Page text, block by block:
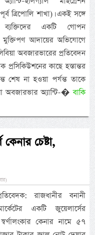
ত্রিপোলি শাখা)। একই সঙ্গে
একটি গোপন
মুক্তিপণ আদায়ের অভিযোগে
অবজারভারের প্রতিবেদন
কাছে হস্তান্তর
শেষ না হওয়া পর্যন্ত তাকে
অবজারভার অ্যান্টি-�বাকি
চেষ্টা,
রাজধানীর বনানী
একটি জুয়েলার্সের
কেনার নামে ৫৭